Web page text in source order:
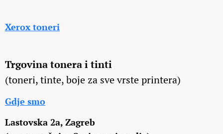
Xerox toneri
Trgovina tonera i tinti
(toneri, tinte, boje za sve vrste printera)
Gdje smo
Lastovska 2a, Zagreb